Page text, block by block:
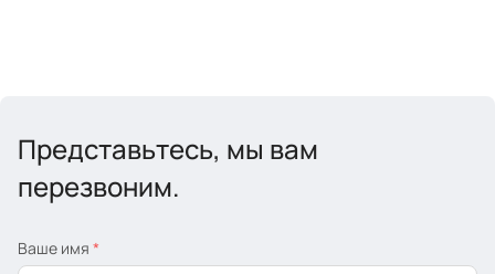
Представьтесь, мы вам
перезвоним.
Ваше имя *